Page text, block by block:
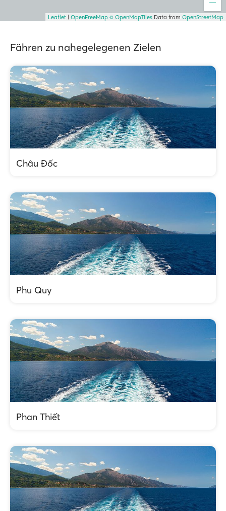
Leaflet OpenFreeMap © OpenMapTiles Data from OpenStreetMap
Fähren zu nahegelegenen Zielen
Châu Đốc
Phu Quy
Phan Thiết